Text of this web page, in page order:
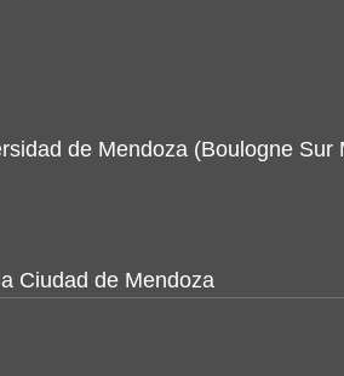
de Mendoza (Boulogne Sur
Ciudad de Mendoza